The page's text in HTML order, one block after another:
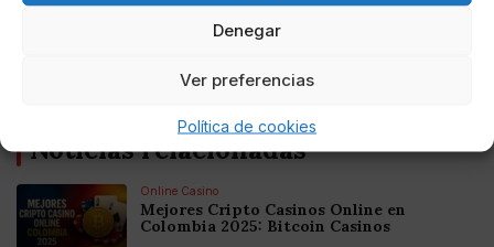
Denegar
Ver preferencias
Política de cookies
Noticias relacionadas
Online Casino
Mejores Cripto Casinos Online en
Colombia 2025: Bitcoin Casinos